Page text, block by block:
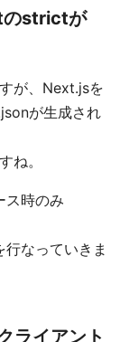
のstrictが
が、Next.jsを
が生成され
ね。
ス時のみ
なっていきま
ライアント